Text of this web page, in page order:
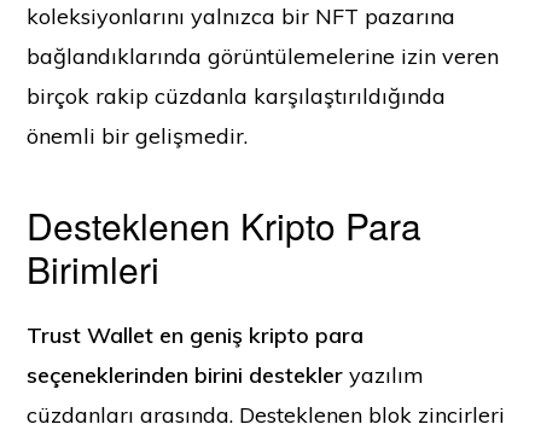
koleksiyonlarını yalnızca bir NFT pazarına
bağlandıklarında görüntülemelerine izin veren
birçok rakip cüzdanla karşılaştırıldığında
önemli bir gelişmedir.
Desteklenen Kripto Para
Birimleri
Trust Wallet en geniş kripto para
seçeneklerinden birini destekler yazılım
cüzdanları arasında. Desteklenen blok zincirleri